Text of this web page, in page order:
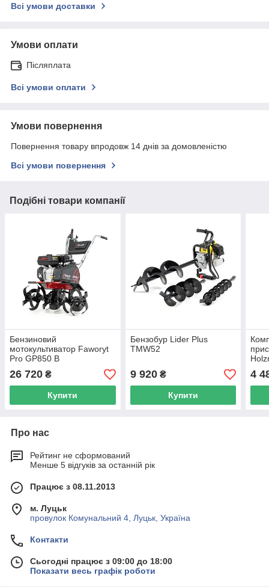
Всі умови доставки
Умови оплати
Післяплата
Всі умови оплати
Умови повернення
Повернення товару впродовж 14 днів за домовленістю
Всі умови повернення
Подібні товари компанії
Бензиновий
мотокультиватор Faworyt
Pro GP850 B
26 720 ₴
Купити
Бензобур Lider Plus
TMW52
9 920₴
Купити
4
Про нас
Рейтинг не сформований
Менше 5 відгуків за останній рік
Працює з 08.11.2013
м. Луцьк
провулок Комунальний 4, Луцьк, Україна
Контакти
Сьогодні працює з 09:00 до 18:00
Показати весь графік роботи